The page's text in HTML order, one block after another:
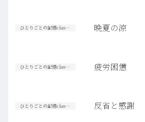
ひとりごとの記憶classic【高校生篇】 晩夏の涼
ひとりごとの記憶classic【高校生篇】 疲労困憊
ひとりごとの記憶classic【高校生篇】 反省と感謝